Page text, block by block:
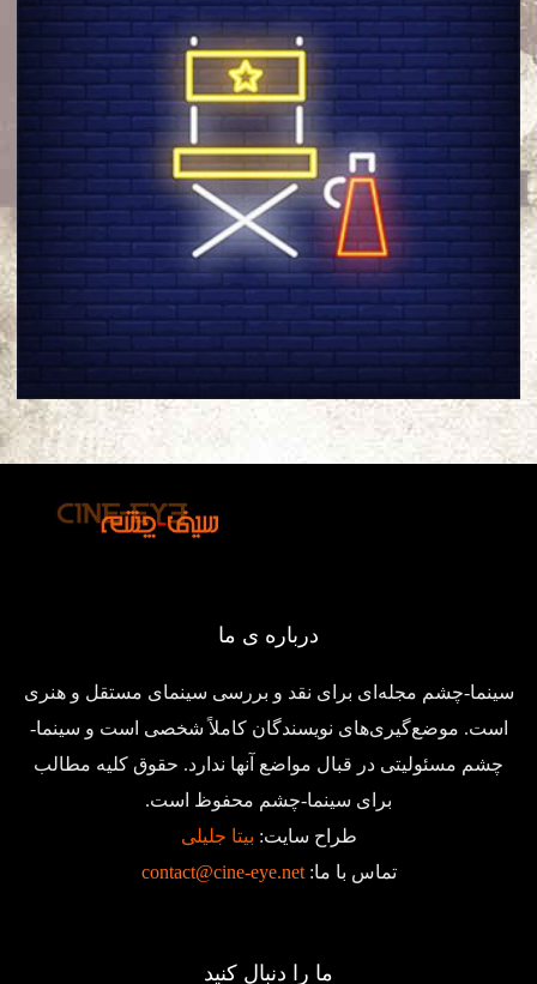
درباره ی ما
سینما-چشم مجله‌ای برای نقد و بررسی سینمای مستقل و هنری
است. موضع‌گیری‌های نویسندگان کاملاً شخصی است و سینما-
چشم مسئولیتی در قبال مواضع آنها ندارد. حقوق کلیه مطالب
برای سینما-چشم محفوظ است.
طراح سایت: بیتا جلیلی
تماس با ما:contact@cine-eye.net
ما را دنبال کنید